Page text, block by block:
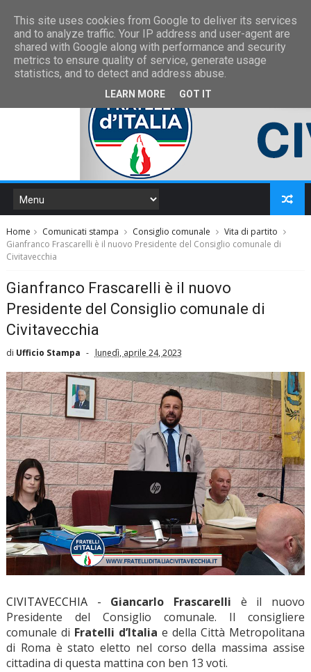
Home Comunicati stampa Consiglio comunale
Vita di partito
Gianfranco Frascarelli è il nuovo Presidente del Consiglio comunale di
Civitavecchia
Gianfranco Frascarelli è il nuovo
Presidente del Consiglio comunale di
Civitavecchia
di Ufficio Stampa lunedì, aprile 24, 2023
CIVITAVECCHIA - Giancarlo Frascarelli è il nuovo
Presidente del Consiglio comunale. Il consigliere
comunale di Fratelli d’Italia e della Città Metropolitana
di Roma è stato eletto nel corso della massima assise
cittadina di questa mattina con ben 13 voti.
This site uses cookies from Google to deliver its services
and to analyze traffic. Your IP address and user-agent are
shared with Google along with performance and security
metrics to ensure quality of service, generate usage
statistics, and to detect and address abuse.
LEARN MORE GOT IT